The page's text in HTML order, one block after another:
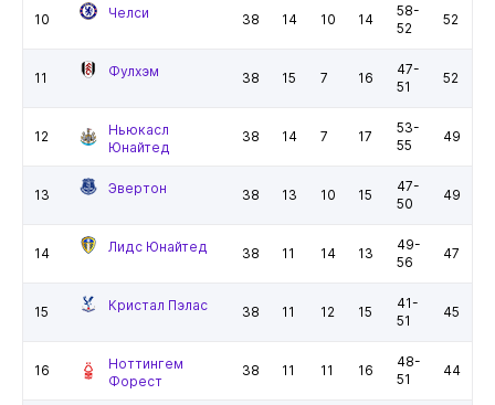
10 Челси 38 14 10 14
58-
52
52
11 Фулхэм 38 15 7 16
47-
51
52
12
Ньюкасл
Юнайтед
38 14 7 17
53-
55
49
13 Эвертон 38 13 10 15
47-
50
49
14 Лидс Юнайтед 38 11 14 13
49-
56
47
15 Кристал Пэлас 38 11 12 15
41-
51
45
16
Ноттингем
Форест
38 11 11 16
48-
51
44